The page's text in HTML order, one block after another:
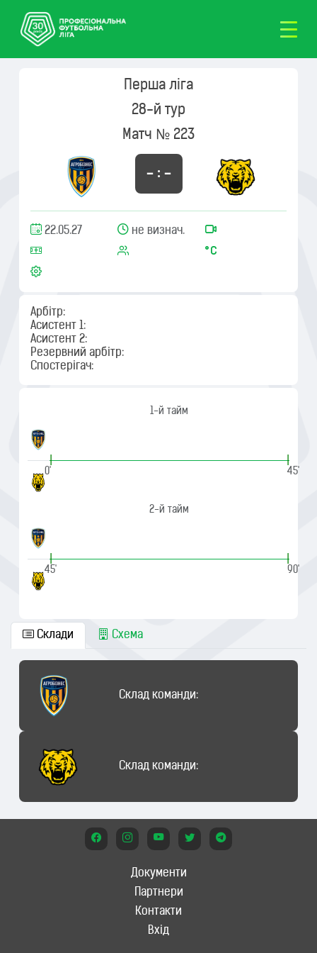
Перша ліга
28-й тур
Матч № 223
– : –
22.05.27 не визнач.
Арбітр:
Асистент 1:
Асистент 2:
Резервний арбітр:
Спостерігач:
1-й тайм
|
0'
|
45'
2-й тайм
|
45'
|
90'
Склади Схема
Склад команди:
Склад команди:
Документи
Партнери
Контакти
Вхід